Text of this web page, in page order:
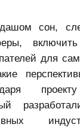
сон,
для